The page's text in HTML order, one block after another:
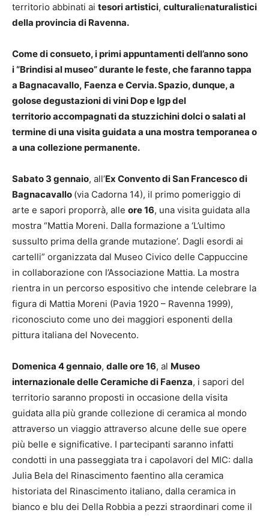
territorio abbinati ai tesori artistici, culturalienaturalistici
della provincia di Ravenna.
Come di consueto, i primi appuntamenti dell’anno sono
i“Brindisi al museo”durante le feste, che faranno tappa
a Bagnacavallo, Faenza eCervia. Spazio, dunque, a
golosedegustazioni di vini Dop e Igp del
territorioaccompagnati da stuzzichini dolci o salati al
termine di una visita guidata a una mostra temporanea o
a una collezione permanente.
Sabato 3 gennaio, all’Ex Convento di San Francesco di
Bagnacavallo (via Cadorna 14), il primo pomeriggio di
arte e sapori proporrà, alle ore 16, una visita guidata alla
mostra “Mattia Moreni. Dalla formazione a ‘L’ultimo
sussulto prima della grande mutazione’. Dagli esordi ai
cartelli” organizzata dal Museo Civico delle Cappuccine
in collaborazione con l’Associazione Mattia. La mostra
rientra in un percorso espositivo che intende celebrare la
figura di Mattia Moreni (Pavia 1920 – Ravenna 1999),
riconosciuto come uno dei maggiori esponenti della
pittura italiana del Novecento.
Domenica 4 gennaio, dalle ore 16, al Museo
internazionale delle Ceramiche di Faenza, i sapori del
territorio saranno proposti in occasione della visita
guidata alla più grande collezione di ceramica al mondo
attraverso un viaggio attraverso alcune delle sue opere
più belle e significative. I partecipanti saranno infatti
condotti in una passeggiata tra i capolavori del MIC: dalla
Julia Bela del Rinascimento faentino alla ceramica
historiata del Rinascimento italiano, dalla ceramica in
bianco e blu dei Della Robbia a pezzi straordinari come il